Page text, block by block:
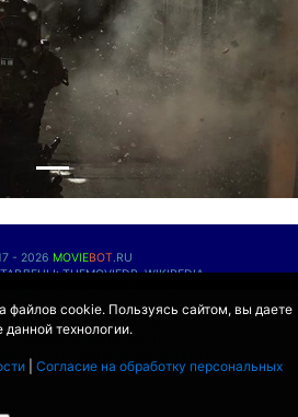
файлов cookie. Пользуясь сайтом, вы даете
данной технологии.
Согласие на обработку персональных
- 2026 MOVIEBOT.RU
THEMOVIEDB,WIKIPEDIA
FROM THE NOUN PROJECT
ЛАМПЫ
КОНТАКТЫ
КОНФИДЕНЦИАЛЬНОСТИ
ПЕРСОНАЛЬНЫХ ДАННЫХ